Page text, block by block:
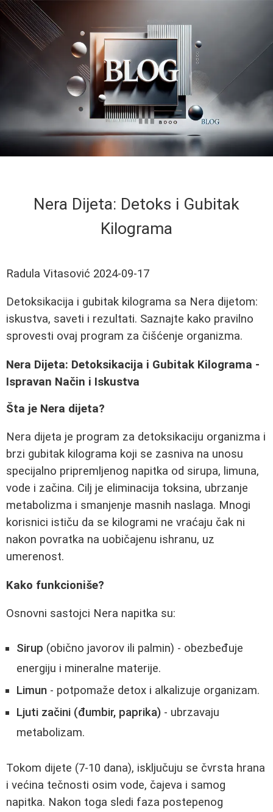
Nera Dijeta: Detoks i Gubitak
Kilograma
Radula Vitasović 2024-09-17
Detoksikacija i gubitak kilograma sa Nera dijetom:
iskustva, saveti i rezultati. Saznajte kako pravilno
sprovesti ovaj program za čišćenje organizma.
Nera Dijeta: Detoksikacija i Gubitak Kilograma -
Ispravan Način i Iskustva
Šta je Nera dijeta?
Nera dijeta je program za detoksikaciju organizma i
brzi gubitak kilograma koji se zasniva na unosu
specijalno pripremljenog napitka od sirupa, limuna,
vode i začina. Cilj je eliminacija toksina, ubrzanje
metabolizma i smanjenje masnih naslaga. Mnogi
korisnici ističu da se kilogrami ne vraćaju čak ni
nakon povratka na uobičajenu ishranu, uz
umerenost.
Kako funkcioniše?
Osnovni sastojci Nera napitka su:
Sirup (obično javorov ili palmin) - obezbeđuje
energiju i mineralne materije.
Limun - potpomaže detox i alkalizuje organizam.
Ljuti začini (đumbir, paprika) - ubrzavaju
metabolizam.
Tokom dijete (7-10 dana), isključuju se čvrsta hrana
i većina tečnosti osim vode, čajeva i samog
napitka. Nakon toga sledi faza postepenog